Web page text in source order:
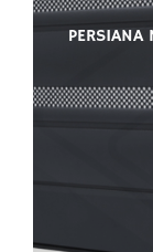
PERSIANA